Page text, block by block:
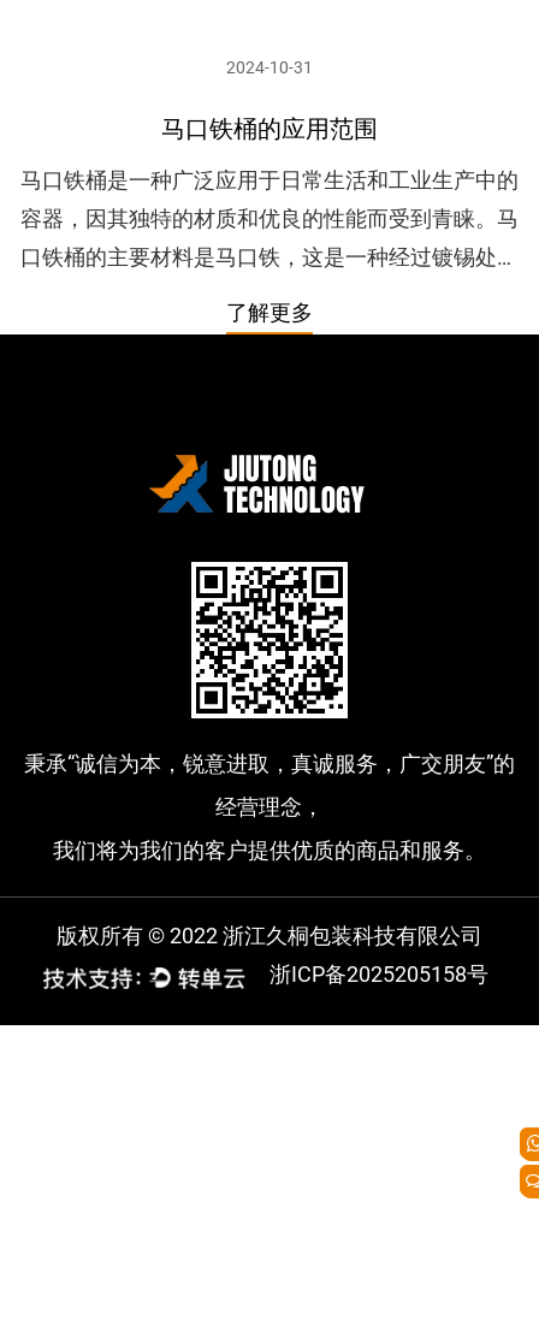
2024-10-31
马口铁桶的应用范围
马口铁桶是一种广泛应用于日常生活和工业生产中的
容器，因其独特的材质和优良的性能而受到青睐。马
口铁桶的主要材料是马口铁，这是一种经过镀锡处理
外观通常光滑且具...
了解更多
秉承“诚信为本，锐意进取，真诚服务，广交朋友”的
经营理念，
我们将为我们的客户提供优质的商品和服务。
版权所有 © 2022 浙江久桐包装科技有限公司
浙ICP备2025205158号